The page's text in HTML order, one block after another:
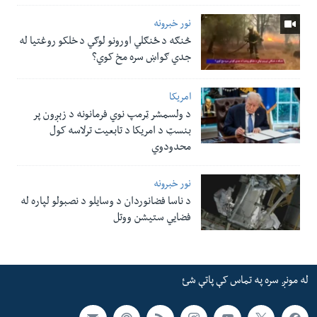
نور خبرونه
څنګه د ځنګلي اورونو لوګي د خلکو روغتیا له
جدي ګواښ سره مخ کوي؟
امریکا
د ولسمشر ټرمپ نوي فرمانونه د زېږون پر
بنسټ د امریکا د تابعیت ترلاسه کول
محدودوي
نور خبرونه
د ناسا فضانوردان د وسایلو د نصبولو لپاره له
فضایي ستیشن ووتل
له مونږ سره په تماس کې پاتې شئ